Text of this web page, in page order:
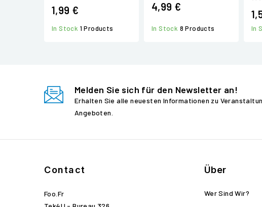
1,99 €
In Stock 1 Products
4,99 €
In Stock 8 Products In
Melden Sie sich für den Newsletter an!
Erhalten Sie alle neuesten Informationen zu
Angeboten.
Contact
Foo.fr
Über
Wer Sind Wir?